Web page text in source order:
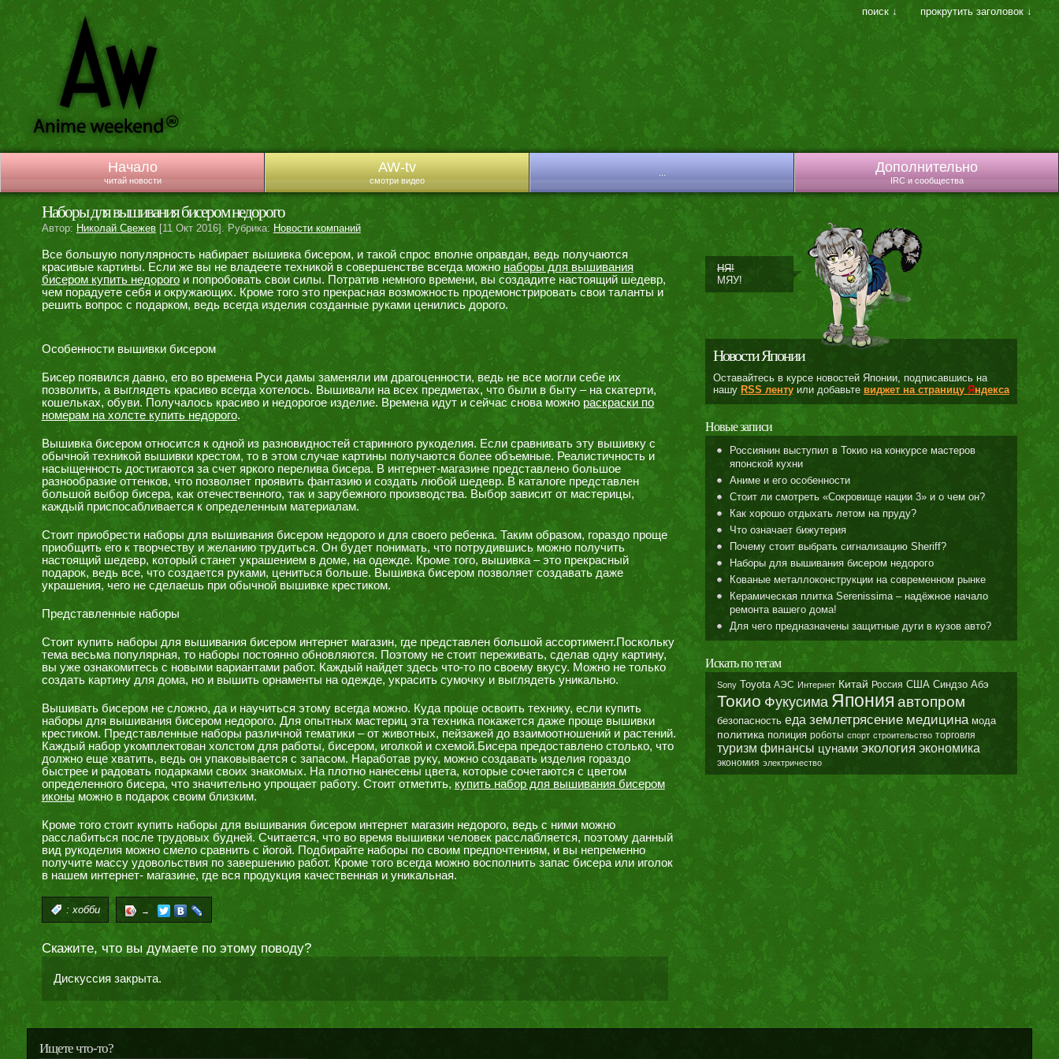
Начало
читай новости
AW-tv
смотри видео
Дополнительно
IRC и сообщества
поиск ↓ прокрутить заголовок ↓
Наборы для вышивания бисером недорого
Автор: Николай Свежев[11 Окт 2016]. Рубрика: Новости компаний
Все большую популярность набирает вышивка бисером, и такой спрос вполне оправдан, ведь получаются
красивые картины. Если же вы не владеете техникой в совершенстве всегда можно наборы для вышивания
бисером купить недорогои попробовать свои силы. Потратив немного времени, вы создадите настоящий шедевр,
чем порадуете себя и окружающих. Кроме того это прекрасная возможность продемонстрировать свои таланты и
решить вопрос с подарком, ведь всегда изделия созданные руками ценились дорого.
Особенности вышивки бисером
Бисер появился давно, его во времена Руси дамы заменяли им драгоценности, ведь не все могли себе их
позволить, а выглядеть красиво всегда хотелось. Вышивали на всех предметах, что были в быту – на скатерти,
кошельках, обуви. Получалось красиво и недорогое изделие. Времена идут и сейчас снова можно раскраски по
номерам на холсте купить недорого.
Вышивка бисером относится к одной из разновидностей старинного рукоделия. Если сравнивать эту вышивку с
обычной техникой вышивки крестом, то в этом случае картины получаются более объемные. Реалистичность и
насыщенность достигаются за счет яркого перелива бисера. В интернет-магазине представлено большое
разнообразие оттенков, что позволяет проявить фантазию и создать любой шедевр. В каталоге представлен
большой выбор бисера, как отечественного, так и зарубежного производства. Выбор зависит от мастерицы,
каждый приспосабливается к определенным материалам.
Стоит приобрести наборы для вышивания бисером недорого и для своего ребенка. Таким образом, гораздо проще
приобщить его к творчеству и желанию трудиться. Он будет понимать, что потрудившись можно получить
настоящий шедевр, который станет украшением в доме, на одежде. Кроме того, вышивка – это прекрасный
подарок, ведь все, что создается руками, цениться больше. Вышивка бисером позволяет создавать даже
украшения, чего не сделаешь при обычной вышивке крестиком.
Представленные наборы
Стоит купить наборы для вышивания бисером интернет магазин, где представлен большой ассортимент.Поскольку
тема весьма популярная, то наборы постоянно обновляются. Поэтому не стоит переживать, сделав одну картину,
вы уже ознакомитесь с новыми вариантами работ. Каждый найдет здесь что-то по своему вкусу. Можно не только
создать картину для дома, но и вышить орнаменты на одежде, украсить сумочку и выглядеть уникально.
Вышивать бисером не сложно, да и научиться этому всегда можно. Куда проще освоить технику, если купить
наборы для вышивания бисером недорого. Для опытных мастериц эта техника покажется даже проще вышивки
крестиком. Представленные наборы различной тематики – от животных, пейзажей до взаимоотношений и растений.
Каждый набор укомплектован холстом для работы, бисером, иголкой и схемой.Бисера предоставлено столько, что
должно еще хватить, ведь он упаковывается с запасом. Наработав руку, можно создавать изделия гораздо
быстрее и радовать подарками своих знакомых. На плотно нанесены цвета, которые сочетаются с цветом
определенного бисера, что значительно упрощает работу. Стоит отметить, купить набор для вышивания бисером
иконы можно в подарок своим близким.
Кроме того стоит купить наборы для вышивания бисером интернет магазин недорого, ведь с ними можно
расслабиться после трудовых будней. Считается, что во время вышивки человек расслабляется, поэтому данный
вид рукоделия можно смело сравнить с йогой. Подбирайте наборы по своим предпочтениям, и вы непременно
получите массу удовольствия по завершению работ. Кроме того всегда можно восполнить запас бисера или иголок
в нашем интернет- магазине, где вся продукция качественная и уникальная.
: хобби →
Скажите, что вы думаете по этому поводу?
Дискуссия закрыта.
НЯ!
МЯУ!
Новости Японии
Оставайтесь в курсе новостей Японии, подписавшись на
нашу RSS лентуили добавьте виджет на страницу Яндекса
Новые записи
Россиянин выступил в Токио на конкурсе мастеров
японской кухни
Аниме и его особенности
Стоит ли смотреть «Сокровище нации 3» и о чем он?
Как хорошо отдыхать летом на пруду?
Что означает бижутерия
Почему стоит выбрать сигнализацию Sheriff?
Наборы для вышивания бисером недорого
Кованые металлоконструкции на современном рынке
Керамическая плитка Serenissima – надёжное начало
ремонта вашего дома!
Для чего предназначены защитные дуги в кузов авто?
Искать по тегам
Sony Toyota АЭС Интернет Китай Россия США Синдзо Абэ
Токио Фукусима Япония автопром
безопасность еда землетрясение медицина мода
политика полиция роботы спорт строительство торговля
туризм финансы цунами экология экономика
экономия электричество
Ищете что-то?